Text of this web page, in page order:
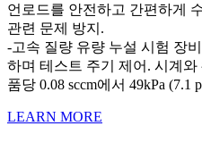
언로드를 안전하고 간편하게
관련 문제 방지.
-고속 질량 유량 누설 시험 장
하며 테스트 주기 제어. 시계
품당 0.08 sccm에서 49kPa (7.1
LEARN MORE